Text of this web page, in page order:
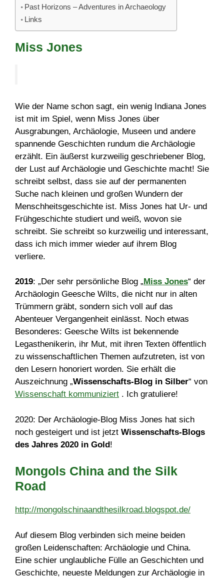
Past Horizons – Adventures in Archaeology
Links
Miss Jones
Wie der Name schon sagt, ein wenig Indiana Jones
ist mit im Spiel, wenn Miss Jones über
Ausgrabungen, Archäologie, Museen und andere
spannende Geschichten rundum die Archäologie
erzählt. Ein äußerst kurzweilig geschriebener Blog,
der Lust auf Archäologie und Geschichte macht! Sie
schreibt selbst, dass sie auf der permanenten
Suche nach kleinen und großen Wundern der
Menschheitsgeschichte ist. Miss Jones hat Ur- und
Frühgeschichte studiert und weiß, wovon sie
schreibt. Sie schreibt so kurzweilig und interessant,
dass ich mich immer wieder auf ihrem Blog
verliere.
2019: „Der sehr persönliche Blog „Miss Jones“ der
Archäologin Geesche Wilts, die nicht nur in alten
Trümmern gräbt, sondern sich voll auf das
Abenteuer Vergangenheit einlässt. Noch etwas
Besonderes: Geesche Wilts ist bekennende
Legasthenikerin, ihr Mut, mit ihren Texten öffentlich
zu wissenschaftlichen Themen aufzutreten, ist von
den Lesern honoriert worden. Sie erhält die
Auszeichnung „Wissenschafts-Blog in Silber“ von
Wissenschaft kommuniziert . Ich gratuliere!
2020: Der Archäologie-Blog Miss Jones hat sich
noch gesteigert und ist jetzt Wissenschafts-Blogs
des Jahres 2020 in Gold!
Mongols China and the Silk
Road
http://mongolschinaandthesilkroad.blogspot.de/
Auf diesem Blog verbinden sich meine beiden
großen Leidenschaften: Archäologie und China.
Eine schier unglaubliche Fülle an Geschichten und
Geschichte, neueste Meldungen zur Archäologie in